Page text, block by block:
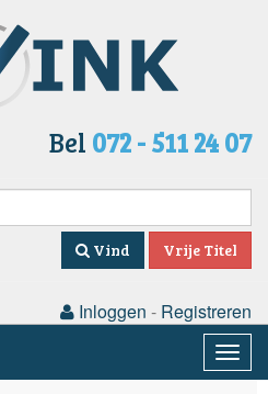
Bel 072 - 511 24 07
Vind Vrije Titel
Inloggen - Registreren